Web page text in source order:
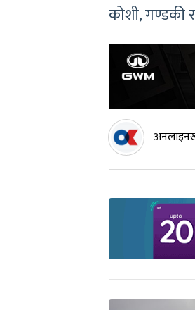
कोशी, गण्डकी